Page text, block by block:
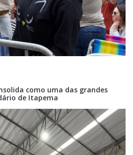
como uma das grandes
de Itapema